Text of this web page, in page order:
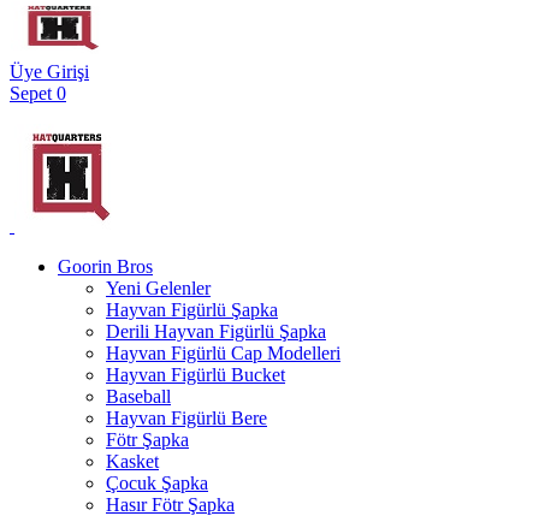
Üye Girişi
Sepet 0
Goorin Bros
Yeni Gelenler
Hayvan Figürlü Şapka
Derili Hayvan Figürlü Şapka
Hayvan Figürlü Cap Modelleri
Hayvan Figürlü Bucket
Baseball
Hayvan Figürlü Bere
Fötr Şapka
Kasket
Çocuk Şapka
Hasır Fötr Şapka